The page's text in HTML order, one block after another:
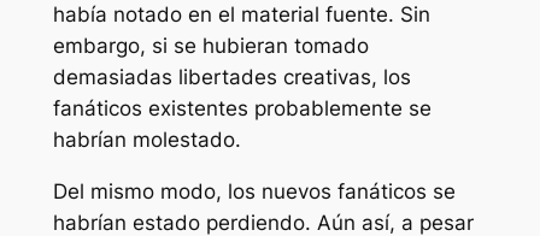
había notado en el material fuente. Sin
embargo, si se hubieran tomado
demasiadas libertades creativas, los
fanáticos existentes probablemente se
habrían molestado.
Del mismo modo, los nuevos fanáticos se
habrían estado perdiendo. Aún así, a pesar